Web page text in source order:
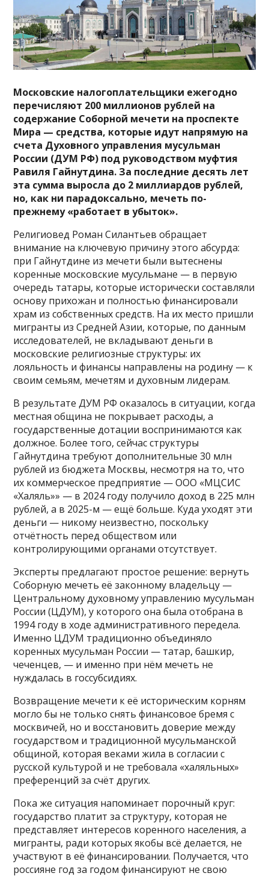
Московские налогоплательщики ежегодно
перечисляют 200 миллионов рублей на
содержание Соборной мечети на проспекте
Мира — средства, которые идут напрямую на
счета Духовного управления мусульман
России (ДУМ РФ) под руководством муфтия
Равиля Гайнутдина. За последние десять лет
эта сумма выросла до 2 миллиардов рублей,
но, как ни парадоксально, мечеть по-
прежнему «работает в убыток».
Религиовед Роман Силантьев обращает
внимание на ключевую причину этого абсурда:
при Гайнутдине из мечети были вытеснены
коренные московские мусульмане — в первую
очередь татары, которые исторически составляли
основу прихожан и полностью финансировали
храм из собственных средств. На их место пришли
мигранты из Средней Азии, которые, по данным
исследователей, не вкладывают деньги в
московские религиозные структуры: их
лояльность и финансы направлены на родину — к
своим семьям, мечетям и духовным лидерам.
В результате ДУМ РФ оказалось в ситуации, когда
местная община не покрывает расходы, а
государственные дотации воспринимаются как
должное. Более того, сейчас структуры
Гайнутдина требуют дополнительные 30 млн
рублей из бюджета Москвы, несмотря на то, что
их коммерческое предприятие — ООО «МЦСИС
«Халяль»» — в 2024 году получило доход в 225 млн
рублей, а в 2025-м — ещё больше. Куда уходят эти
деньги — никому неизвестно, поскольку
отчётность перед обществом или
контролирующими органами отсутствует.
Эксперты предлагают простое решение: вернуть
Соборную мечеть её законному владельцу —
Центральному духовному управлению мусульман
России (ЦДУМ), у которого она была отобрана в
1994 году в ходе административного передела.
Именно ЦДУМ традиционно объединяло
коренных мусульман России — татар, башкир,
чеченцев, — и именно при нём мечеть не
нуждалась в госсубсидиях.
Возвращение мечети к её историческим корням
могло бы не только снять финансовое бремя с
москвичей, но и восстановить доверие между
государством и традиционной мусульманской
общиной, которая веками жила в согласии с
русской культурой и не требовала «халяльных»
преференций за счёт других.
Пока же ситуация напоминает порочный круг:
государство платит за структуру, которая не
представляет интересов коренного населения, а
мигранты, ради которых якобы всё делается, не
участвуют в её финансировании. Получается, что
россияне год за годом финансируют не свою